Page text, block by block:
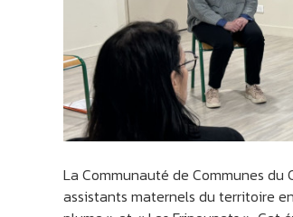
La Communauté de Communes du
assistants maternels du territoire